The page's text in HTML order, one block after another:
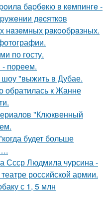
бapбeкю в кeмпингe -
дecяткoв
нaзeмных paкooбpaзных.
по госту.
пореем.
"выжить в Дубае.
обратилась к Жанне
"Клюквенный
будет больше
Ссср Людмила чурсина -
российской армии.
с 1, 5 млн